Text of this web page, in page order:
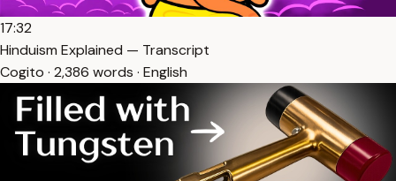
17:32
Hinduism Explained — Transcript
Cogito · 2,386 words · English